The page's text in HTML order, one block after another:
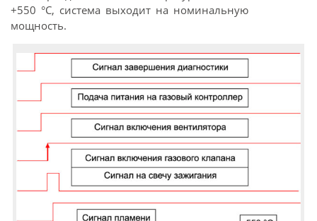
+550 °C, система выходит на номинальную
мощность.